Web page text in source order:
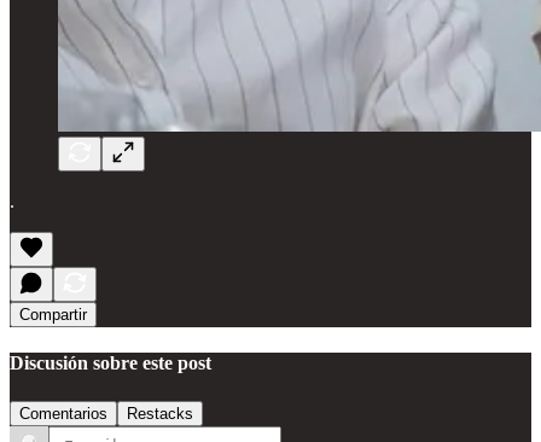
.
Compartir
Discusión sobre este post
Comentarios Restacks